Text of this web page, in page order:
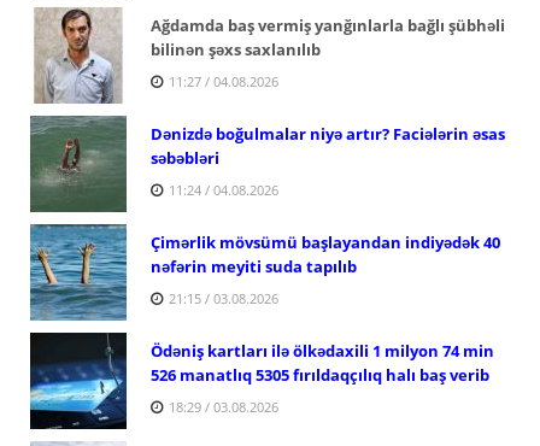
Ağdamda baş vermiş yanğınlarla bağlı şübhəli
bilinən şəxs saxlanılıb
11:27 / 04.08.2026
Dənizdə boğulmalar niyə artır? Faciələrin əsas
səbəbləri
11:24 / 04.08.2026
Çimərlik mövsümü başlayandan indiyədək 40
nəfərin meyiti suda tapılıb
21:15 / 03.08.2026
Ödəniş kartları ilə ölkədaxili 1 milyon 74 min
526 manatlıq 5305 fırıldaqçılıq halı baş verib
18:29 / 03.08.2026